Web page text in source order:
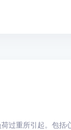
过重所引起。包括